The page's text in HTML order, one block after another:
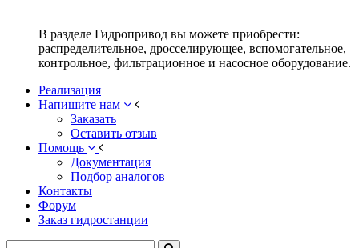
В разделе Гидропривод вы можете приобрести:
распределительное, дросселирующее, вспомогательное,
контрольное, фильтрационное и насосное оборудование.
Реализация
Напишите нам
Заказать
Оставить отзыв
Помощь
Документация
Подбор аналогов
Контакты
Форум
Заказ гидростанции